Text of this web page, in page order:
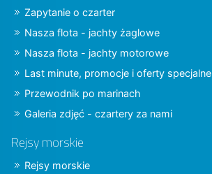
Zapytanie o czarter
Nasza flota - jachty żaglowe
Nasza flota - jachty motorowe
Last minute, promocje i oferty specjalne
Przewodnik po marinach
Galeria zdjęć - czartery za nami
Rejsy morskie
Rejsy morskie